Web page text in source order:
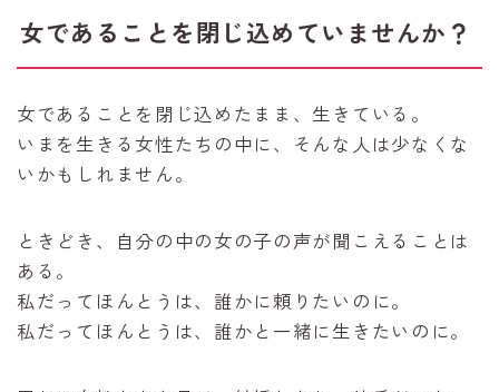
女であることを閉じ込めていませんか？
女であることを閉じ込めたまま、生きている。
いまを生きる女性たちの中に、そんな人は少なくな
いかもしれません。
ときどき、自分の中の女の子の声が聞こえることは
ある。
私だってほんとうは、誰かに頼りたいのに。
私だってほんとうは、誰かと一緒に生きたいのに。